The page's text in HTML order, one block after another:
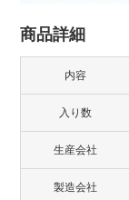
商品詳細
内容
入り数
生産会社
製造会社